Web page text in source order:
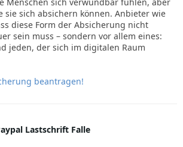
sie sich absichern können. Anbieter wie
diese Form der Absicherung nicht
sein muss – sondern vor allem eines:
jeden, der sich im digitalen Raum
beantragen!
Lastschrift Falle